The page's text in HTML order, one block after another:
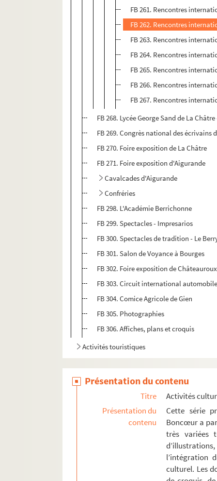
FB 261. Rencontres
FB 262. Rencontres
FB 263. Rencontres
FB 264. Rencontres
FB 265. Rencontres
FB 266. Rencontres
FB 267. Rencontres
FB 268. Lycée George Sand de La
FB 269. Congrès national des écrivains
FB 270. Foire exposition de La Châtre
FB 271. Foire exposition d'Aigurande
Cavalcades d'Aigurande
Confréries
FB 298. L'Académie Berrichonne
FB 299. Spectacles - Impresarios
FB 300. Spectacles de tradition - Le
FB 301. Salon de Voyance à Bourges
FB 302. Foire exposition de Châteauroux
FB 303. Circuit international
FB 304. Comice Agricole de Gien
FB 305. Photographies
FB 306. Affiches, plans et croquis
Activités touristiques
Objets personnels
Présentation du contenu
Titre
Activités
Présentation du
contenu
Cette série
Boncœur a
très variées
l’intégration
culturel. Les